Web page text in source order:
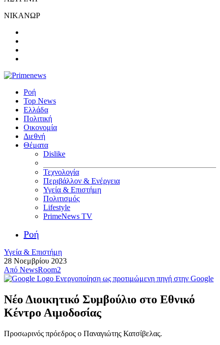
ΝΙΚΑΝΩΡ
Ροή
Top News
Ελλάδα
Πολιτική
Οικονομία
Διεθνή
Θέματα
Dislike
Τεχνολογία
Περιβάλλον & Ενέργεια
Υγεία & Επιστήμη
Πολιτισμός
Lifestyle
PrimeNews TV
Ροή
Υγεία & Επιστήμη
28 Νοεμβρίου 2023
Από NewsRoom2
Ενεργοποίηση ως προτιμώμενη πηγή στην Google
Νέο Διοικητικό Συμβούλιο στο Εθνικό
Κέντρο Αιμοδοσίας
Προσωρινός πρόεδρος ο Παναγιώτης Κατσίβελας.